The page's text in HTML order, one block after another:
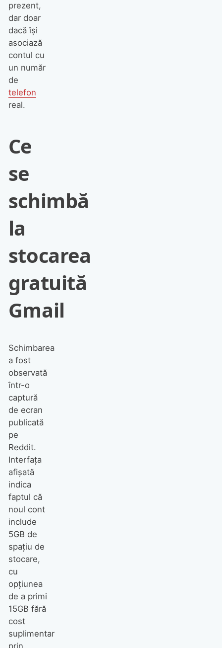
prezent,
dar doar
dacă își
asociază
contul cu
un număr
de
telefon
real.
Ce
se
schimbă
la
stocarea
gratuită
Gmail
Schimbarea
a fost
observată
într-o
captură
de ecran
publicată
pe
Reddit.
Interfața
afișată
indica
faptul că
noul cont
include
5GB de
spațiu de
stocare,
cu
opțiunea
de a primi
15GB fără
cost
suplimentar